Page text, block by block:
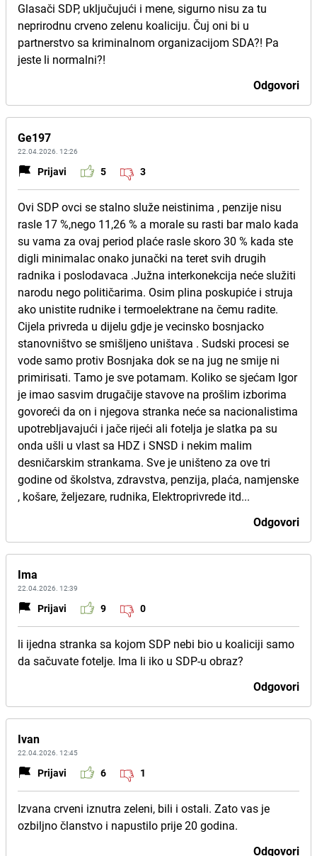
Glasači SDP, uključujući i mene, sigurno nisu za tu
neprirodnu crveno zelenu koaliciju. Čuj oni bi u
partnerstvo sa kriminalnom organizacijom SDA?! Pa
jeste li normalni?!
Odgovori
Ge197
22.04.2026. 12:26
Prijavi 5 3
Ovi SDP ovci se stalno služe neistinima , penzije nisu
rasle 17 %,nego 11,26 % a morale su rasti bar malo kada
su vama za ovaj period plaće rasle skoro 30 % kada ste
digli minimalac onako junački na teret svih drugih
radnika i poslodavaca .Južna interkonekcija neće služiti
narodu nego političarima. Osim plina poskupiće i struja
ako unistite rudnike i termoelektrane na čemu radite.
Cijela privreda u dijelu gdje je vecinsko bosnjacko
stanovništvo se smišljeno uništava . Sudski procesi se
vode samo protiv Bosnjaka dok se na jug ne smije ni
primirisati. Tamo je sve potamam. Koliko se sjećam Igor
je imao sasvim drugačije stavove na prošlim izborima
govoreći da on i njegova stranka neće sa nacionalistima
upotrebljavajući i jače rijeći ali fotelja je slatka pa su
onda ušli u vlast sa HDZ i SNSD i nekim malim
desničarskim strankama. Sve je uništeno za ove tri
godine od školstva, zdravstva, penzija, plaća, namjenske
, košare, željezare, rudnika, Elektroprivrede itd...
Odgovori
Ima
22.04.2026. 12:39
Prijavi 9 0
li ijedna stranka sa kojom SDP nebi bio u koaliciji samo
da sačuvate fotelje. Ima li iko u SDP-u obraz?
Odgovori
Ivan
22.04.2026. 12:45
Prijavi 6 1
Izvana crveni iznutra zeleni, bili i ostali. Zato vas je
ozbiljno članstvo i napustilo prije 20 godina.
Odgovori